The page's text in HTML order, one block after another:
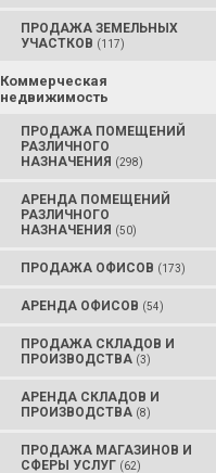
ПРОДАЖА ЗЕМЕЛЬНЫХ
УЧАСТКОВ (117)
Коммерческая
недвижимость
ПРОДАЖА ПОМЕЩЕНИЙ
РАЗЛИЧНОГО
НАЗНАЧЕНИЯ (298)
АРЕНДА ПОМЕЩЕНИЙ
РАЗЛИЧНОГО
НАЗНАЧЕНИЯ (50)
ПРОДАЖА ОФИСОВ (173)
АРЕНДА ОФИСОВ (54)
ПРОДАЖА СКЛАДОВ И
ПРОИЗВОДСТВА (3)
АРЕНДА СКЛАДОВ И
ПРОИЗВОДСТВА (8)
ПРОДАЖА МАГАЗИНОВ И
СФЕРЫ УСЛУГ (62)